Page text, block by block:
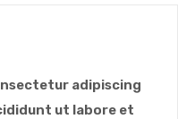
adipiscing
ut labore et